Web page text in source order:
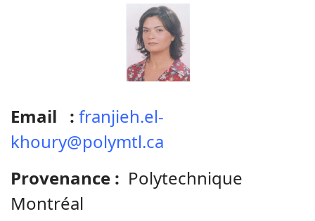
Email : franjieh.el-
khoury@polymtl.ca
Provenance : Polytechnique
Montréal